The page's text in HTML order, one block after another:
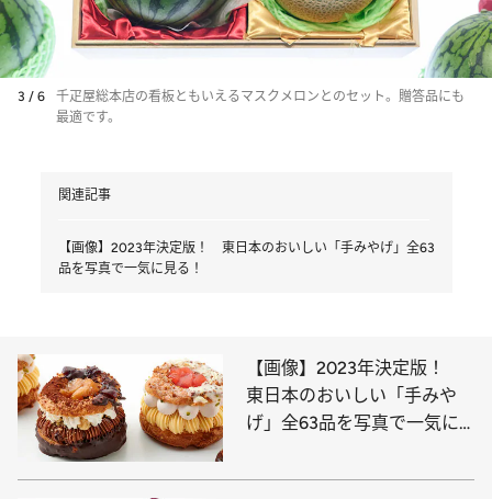
3 / 6
千疋屋総本店の看板ともいえるマスクメロンとのセット。贈答品にも
最適です。
関連記事
【画像】2023年決定版！ 東日本のおいしい「手みやげ」全63
品を写真で一気に見る！
【画像】2023年決定版！
東日本のおいしい「手みや
げ」全63品を写真で一気に